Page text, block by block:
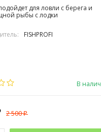
для ловли с берега и
рыбы с лодки
FISHPROFI
В
2 500₽